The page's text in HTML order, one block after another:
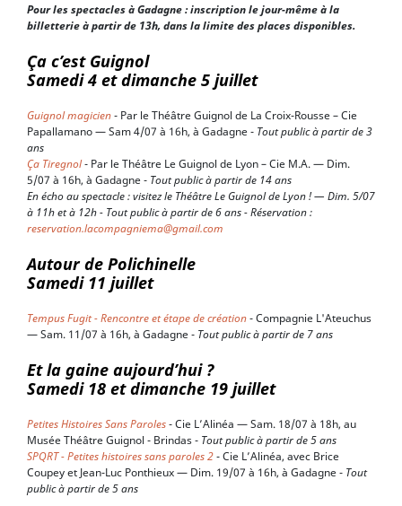
Pour les spectacles à Gadagne : inscription le jour-même à la
billetterie à partir de 13h, dans la limite des places disponibles.
Ça c’est Guignol
Samedi 4 et dimanche 5 juillet
Guignol magicien- Par le Théâtre Guignol de La Croix-Rousse – Cie
Papallamano — Sam 4/07 à 16h, à Gadagne - Tout public à partir de 3
ans
Ça Tiregnol- Par le Théâtre Le Guignol de Lyon – Cie M.A. — Dim.
5/07 à 16h, à Gadagne - Tout public à partir de 14 ans
En écho au spectacle : visitez le Théâtre Le Guignol de Lyon ! — Dim. 5/07
à 11h et à 12h - Tout public à partir de 6 ans - Réservation :
reservation.lacompagniema@gmail.com
Autour de Polichinelle
Samedi 11 juillet
Tempus Fugit - Rencontre et étape de création- Compagnie L'Ateuchus
— Sam. 11/07 à 16h, à Gadagne - Tout public à partir de 7 ans
Et la gaine aujourd’hui ?
Samedi 18 et dimanche 19 juillet
Petites Histoires Sans Paroles- Cie L’Alinéa — Sam. 18/07 à 18h, au
Musée Théâtre Guignol - Brindas - Tout public à partir de 5 ans
SPQRT - Petites histoires sans paroles 2- Cie L’Alinéa, avec Brice
Coupey et Jean-Luc Ponthieux — Dim. 19/07 à 16h, à Gadagne - Tout
public à partir de 5 ans